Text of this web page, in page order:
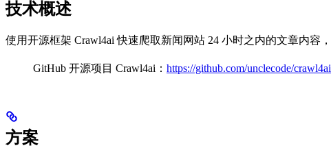
技术概述
使用开源框架 Crawl4ai 快速爬取新闻网站 24 小时之内的文章内容
GitHub 开源项目 Crawl4ai： https://github.com/unclecode/crawl4ai
方案